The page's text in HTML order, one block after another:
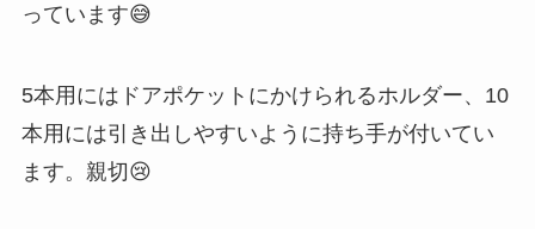
っています😅
5本用にはドアポケットにかけられるホルダー、10
本用には引き出しやすいように持ち手が付いてい
ます。親切😢